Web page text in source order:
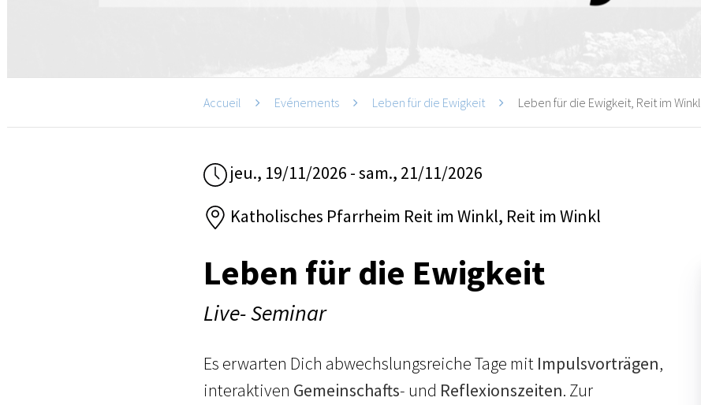
Accueil Evénements Leben für die Ewigkeit Leben für die Ewigkeit, Reit im Winkl
jeu., 19/11/2026 - sam., 21/11/2026
Katholisches Pfarrheim Reit im Winkl, Reit im Winkl
Leben für die Ewigkeit
Live- Seminar
Es erwarten Dich abwechslungsreiche Tage mit Impulsvorträgen,
interaktiven Gemeinschafts- und Reflexionszeiten. Zur